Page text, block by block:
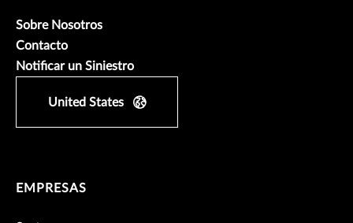
Sobre Nosotros
Contacto
Notificar un Siniestro
United States
EMPRESAS